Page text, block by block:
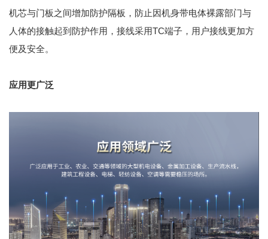
机芯与门板之间增加防护隔板，防止因机身带电体裸露部门与
人体的接触起到防护作用，接线采用TC端子，用户接线更加方
便及安全。
应用更广泛